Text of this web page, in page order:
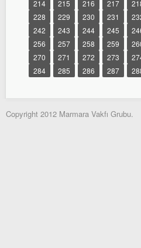
214
215 216 217
228
229 230 231
242
243 244 245
256
257 258 259
270
271 272 273
284
285 286 287
Copyright 2012 Marmara Vakfı Grubu.